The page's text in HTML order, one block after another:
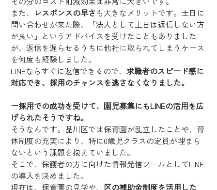
また、
レスポンスの早さも大きなメリットです。土日に
問い合わせが来た際、「法人として土日は返信しない方
が良い」というアドバイスを受けたこともありました
が、返信を遅らせるうちに他社に取られてしまうケース
を何度も経験しました。
LINEならすぐに返信できるので、求職者のスピード感に
対応でき、採用のチャンスを逃さなくなりました。
ー採用での成功を受けて、園児募集にもLINEの活用を広
げられたそうですね。
そうなんです。品川区では保育園が乱立したことや、育
休制度の充実により、特に0歳児クラスの定員が埋まら
ないという課題を抱えていました。
そこで、保護者の方に向けた情報発信ツールとしてLINE
の導入を決めました。
現在は、保育園の見学や、 区の補助金制度を活用した